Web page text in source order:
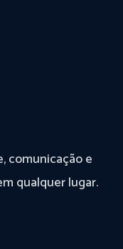
comunicação e
qualquer lugar.